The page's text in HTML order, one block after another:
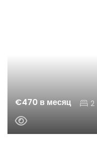
€470 в месяц 2